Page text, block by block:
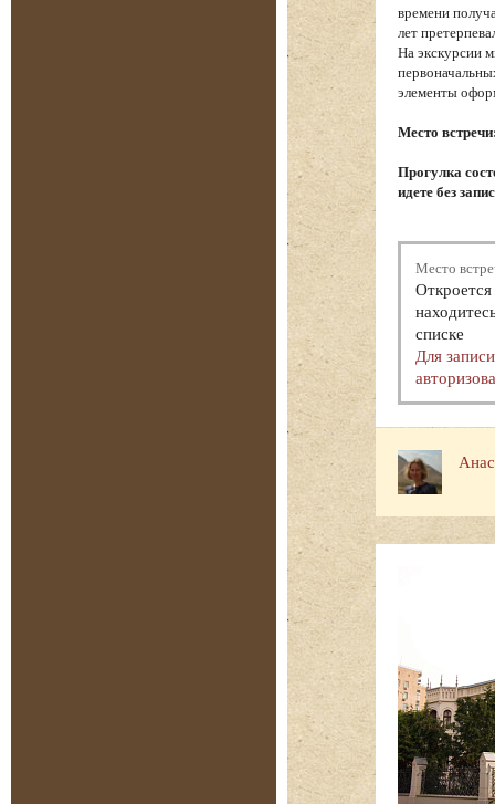
времени
лет
На экскурсии
элементы
Место
Прогулка
идете без
Место
списке
Для